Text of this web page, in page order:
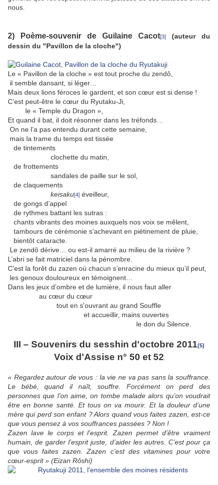
nous.
2) Poème-souvenir de Guilaine Cacot[3]
(auteur du
dessin du "Pavillon de la cloche")
Le « Pavillon de la cloche » est tout proche du zendô,
il semble dansant, si léger…
Mais deux lions féroces le gardent, et son cœur est si dense !
C’est peut-être le cœur du Ryutaku-Ji,
le « Temple du Dragon »,
Et quand il bat, il doit résonner dans les tréfonds…
On ne l’a pas entendu durant cette semaine,
mais la trame du temps est tissée
de tintements
clochette du matin,
de frottements
sandales de paille sur le sol,
de claquements
keisaku[4] éveilleur,
de gongs d’appel
de rythmes battant les sutras :
chants vibrants des moines auxquels nos voix se mêlent,
tambours de cérémonie s’achevant en piétinement de pluie,
bientôt cataracte.
Le zendô dérive… ou est-il amarré au milieu de la rivière ?
L’abri se fait matriciel dans la pénombre.
C’est la forêt du zazen où chacun s’enracine du mieux qu’il peut,
les genoux douloureux en témoignent…
Dans les jeux d’ombre et de lumière, il nous faut aller
au cœur du cœur
tout en s'ouvrant au grand Souffle
et accueillir, mains ouvertes
le don du Silence.
III – Souvenirs du sesshin d'octobre 2011[5]
Voix d'Assise n° 50 et 52
« Regardez autour de vous : la vie ne va pas sans la souffrance.
Le bébé, quand il naît, souffre. Forcément on perd des
personnes que l’on aime, on tombe malade alors qu’on voudrait
être en bonne santé. Et tous on va mourir. Et la douleur d’une
mère qui perd son enfant ? Alors quand vous faites zazen, est-ce
que vous pensez à vos souffrances passées ? Non !
Zazen lave le corps et l’esprit. Zazen permet d’être vraiment
humain, de garder l’esprit juste, d’aider les autres. C’est pour ça
que vous faites zazen. Zazen c’est des vitamines pour votre
cœur-esprit » (Eizan Rôshi)